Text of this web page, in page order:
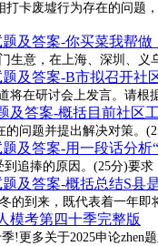
卡废墟行为存在的问题
及答案-你买菜我帮做
生意，在上海、深圳、
及答案-B市拟召开社
在研讨会上发言。请根
及答案-概括目前社区
问题并提出解决对策。
及答案-用一段话分析
追捧的原因。(25分)要
及答案-概括总结S县
到来，既代表着一年即
模考第四十季完整版
!更多关于2025申论